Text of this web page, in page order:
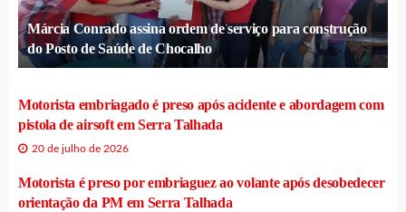
Márcia Conrado assina ordem de serviço para construção
do Posto de Saúde de Chocalho
Motorista embriagado é preso após acidente e abordagem com
pistola de airsoft em Serra Talhada
20 de julho de 2026
Motorista é preso por embriaguez ao volante após desobedecer
orientação da PM em Serra Talhada